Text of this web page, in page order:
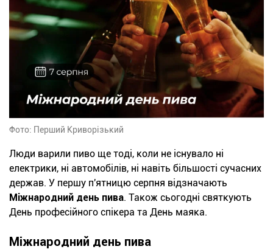
Фото: Перший Криворізький
Люди варили пиво ще тоді, коли не існувало ні
електрики, ні автомобілів, ні навіть більшості сучасних
держав. У першу п'ятницю серпня відзначають
Міжнародний день пива. Також сьогодні святкують
День професійного спікера та День маяка.
Міжнародний день пива